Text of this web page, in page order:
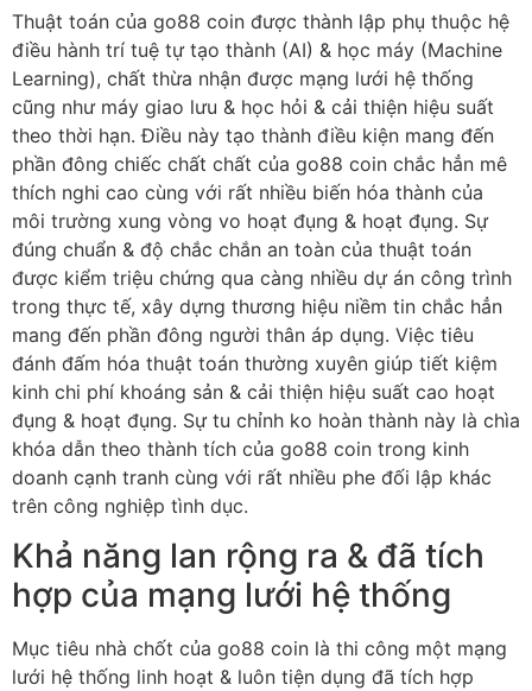
Thuật toán của go88 coin được thành lập phụ thuộc hệ
điều hành trí tuệ tự tạo thành (AI) & học máy (Machine
Learning), chất thừa nhận được mạng lưới hệ thống
cũng như máy giao lưu & học hỏi & cải thiện hiệu suất
theo thời hạn. Điều này tạo thành điều kiện mang đến
phần đông chiếc chất chất của go88 coin chắc hẳn mê
thích nghi cao cùng với rất nhiều biến hóa thành của
môi trường xung vòng vo hoạt đụng & hoạt đụng. Sự
đúng chuẩn & độ chắc chắn an toàn của thuật toán
được kiểm triệu chứng qua càng nhiều dự án công trình
trong thực tế, xây dựng thương hiệu niềm tin chắc hẳn
mang đến phần đông người thân áp dụng. Việc tiêu
đánh đấm hóa thuật toán thường xuyên giúp tiết kiệm
kinh chi phí khoáng sản & cải thiện hiệu suất cao hoạt
đụng & hoạt đụng. Sự tu chỉnh ko hoàn thành này là chìa
khóa dẫn theo thành tích của go88 coin trong kinh
doanh cạnh tranh cùng với rất nhiều phe đối lập khác
trên công nghiệp tình dục.
Khả năng lan rộng ra & đã tích
hợp của mạng lưới hệ thống
Mục tiêu nhà chốt của go88 coin là thi công một mạng
lưới hệ thống linh hoạt & luôn tiện dụng đã tích hợp